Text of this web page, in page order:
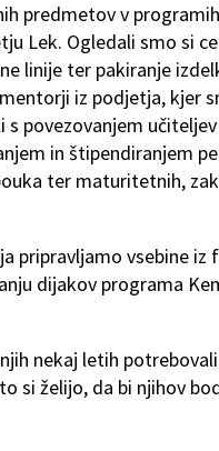
predmetov v
Lek. Ogledali smo si
linije ter pakiranje
iz podjetja, kjer
povezovanjem
in štipendiranjem
ter maturitetnih,
pripravljamo vsebine
dijakov programa
nekaj letih
si želijo, da bi njihov